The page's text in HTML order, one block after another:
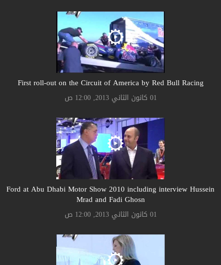
First roll-out on the Circuit of America by Red Bull Racing
01 كانون الثاني 2013, 12:00 ص
Ford at Abu Dhabi Motor Show 2010 including interview Hussein
Mrad and Fadi Ghosn
01 كانون الثاني 2013, 12:00 ص